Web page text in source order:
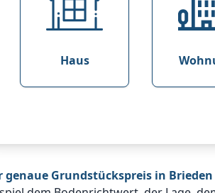
Haus
genaue Grundstückspreis in